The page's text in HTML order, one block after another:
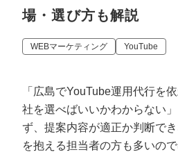
オーダーメイド支援
TOP
コンサルタント一覧
品質ガイドライン
社内コンペ
BPO支援
定額制Webマーケティング代行
ん』
定額制営業代行『カリトルくん』
オリジナルサービス
格安でAI導入支援『あいのりAI』
拡散付1日密着動画制作『まるご
実績
お役立ち資料
オンラインサロン
StockSun道場
道場TOP
年収エージェント
場・選び方も解説
WEBマーケティング YouTube
「広島でYouTube運用代行を
社を選べばいいかわからない
ず、提案内容が適正か判断で
を抱える担当者の方も多いの